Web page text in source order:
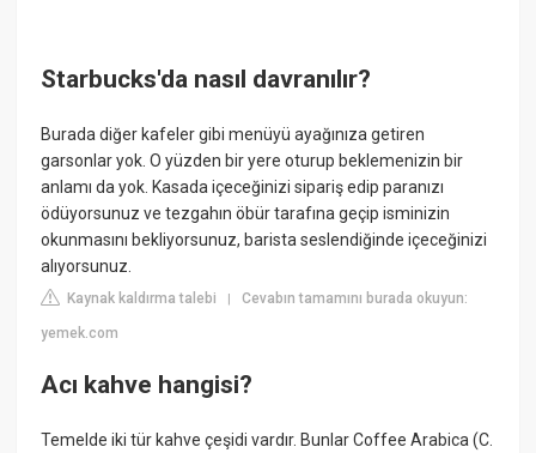
Starbucks'da nasıl davranılır?
Burada diğer kafeler gibi menüyü ayağınıza getiren
garsonlar yok. O yüzden bir yere oturup beklemenizin bir
anlamı da yok. Kasada içeceğinizi sipariş edip paranızı
ödüyorsunuz ve tezgahın öbür tarafına geçip isminizin
okunmasını bekliyorsunuz, barista seslendiğinde içeceğinizi
alıyorsunuz.
Kaynak kaldırma talebi |Cevabın tamamını burada okuyun:
yemek.com
Acı kahve hangisi?
Temelde iki tür kahve çeşidi vardır. Bunlar Coffee Arabica (C.